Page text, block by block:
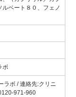
ルベート８０、フェノ
ボ
ラボ / 連絡先:クリニ
971-960